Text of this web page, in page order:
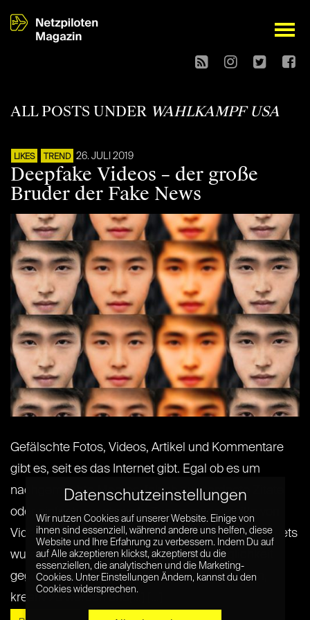
open
ALL POSTS UNDER WAHLKAMPF USA
LIKES TREND 26. JULI 2019
Deepfake Videos – der große
Bruder der Fake News
Gefälschte Fotos, Videos, Artikel und Kommentare
gibt es, seit es das Internet gibt. Egal ob es um
nachgemachte Memes, falsch zugeordnete Zitate
oder einfach nur absurde Zusammenschnitte von
Videomaterial geht. Mit dem Siegeszug des Internets
wurden Millionen von Menschen die Möglichkeit
gegeben, selbständig Techniken zu entwickeln,
kreativ zu werden und[...] [...]
Datenschutzeinstellungen
Wir nutzen Cookies auf unserer Website. Einige von
ihnen sind essenziell, während andere uns helfen, diese
Website und Ihre Erfahrung zu verbessern. Indem Du auf
auf Alle akzeptieren klickst, akzeptierst du die
essenziellen, die analytischen und die Marketing-
Cookies. Unter Einstellungen Ändern, kannst du den
Cookies widersprechen.